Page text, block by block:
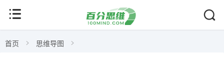
首页 思维导图